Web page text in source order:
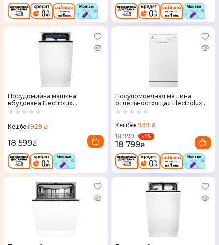
Посудомийна машина
вбудована Electrolux
EEA13200L
Кешбек929 ₴
18 599₴
Посудомоечная машина
отдельностоящая Electrolux
ESA12110SW
Кешбек939 ₴
18 999
-1%
18 799₴